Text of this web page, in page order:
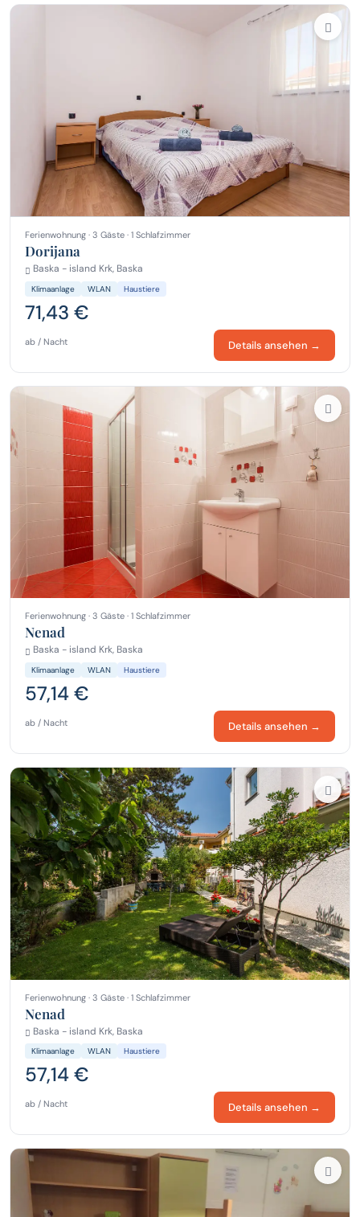
Ferienwohnung · 3 Gäste · 1 Schlafzimmer
Dorijana
Baska - island Krk, Baska
Klimaanlage WLAN Haustiere
71,43 €
ab / Nacht Details ansehen →
Ferienwohnung · 3 Gäste · 1 Schlafzimmer
Nenad
Baska - island Krk, Baska
Klimaanlage WLAN Haustiere
57,14 €
ab / Nacht Details ansehen →
Ferienwohnung · 3 Gäste · 1 Schlafzimmer
Nenad
Baska - island Krk, Baska
Klimaanlage WLAN Haustiere
57,14 €
ab / Nacht Details ansehen →